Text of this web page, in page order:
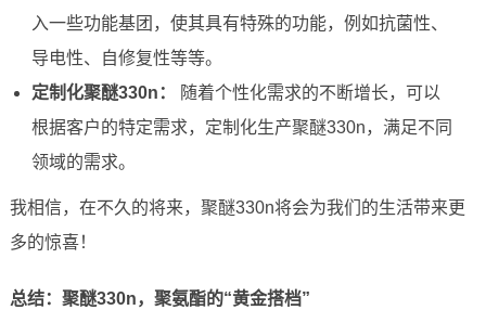
入一些功能基团，使其具有特殊的功能，例如抗菌性、
导电性、自修复性等等。
定制化聚醚330n：
随着个性化需求的不断增长，可以
根据客户的特定需求，定制化生产聚醚330n，满足不同
领域的需求。
我相信，在不久的将来，聚醚330n将会为我们的生活带来更
多的惊喜！
总结：聚醚330n，聚氨酯的“黄金搭档”